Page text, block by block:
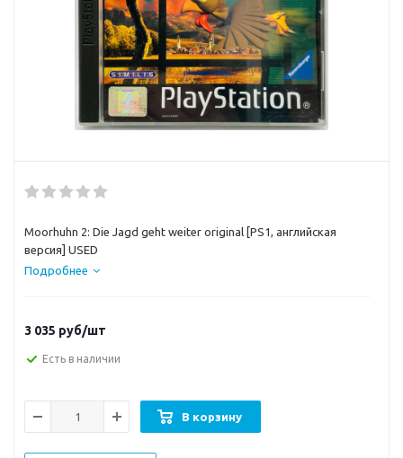
Moorhuhn 2: Die Jagd geht weiter original [PS1, английская
версия] USED
Подробнее
3 035 руб/шт
Есть в наличии
В корзину